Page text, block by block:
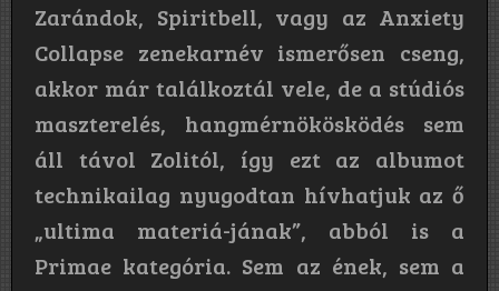
Zarándok, Spiritbell, vagy az Anxiety
Collapse zenekarnév ismerősen cseng,
akkor már találkoztál vele, de a stúdiós
maszterelés, hangmérnökösködés sem
áll távol Zolitól, így ezt az albumot
technikailag nyugodtan hívhatjuk az ő
„ultima materiá-jának”, abból is a
Primae kategória. Sem az ének, sem a